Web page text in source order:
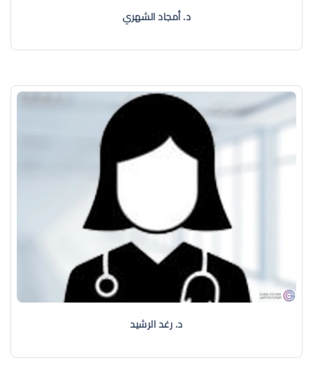
د. أمجاد الشهري
د. رغد الرشيد